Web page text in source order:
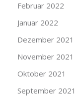
Februar 2022
Januar 2022
Dezember 2021
November 2021
Oktober 2021
September 2021